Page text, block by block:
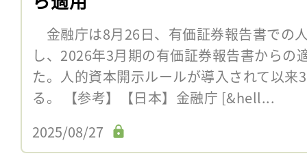
金融庁は8月26日、有価証券報告書での
し、2026年3月期の有価証券報告書からの
た。人的資本開示ルールが導入されて以来
る。 【参考】【日本】金融庁 [&hell...
2025/08/27